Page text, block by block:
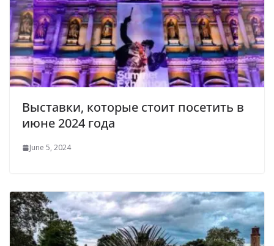
Выставки, которые стоит посетить в
июне 2024 года
June 5, 2024